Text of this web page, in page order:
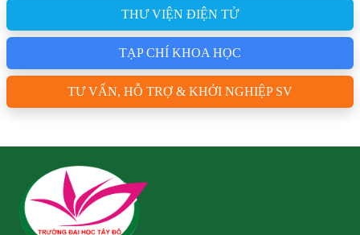
THƯ VIỆN ĐIỆN TỬ
TẠP CHÍ KHOA HỌC
TƯ VẤN, HỖ TRỢ & KHỞI NGHIỆP SV